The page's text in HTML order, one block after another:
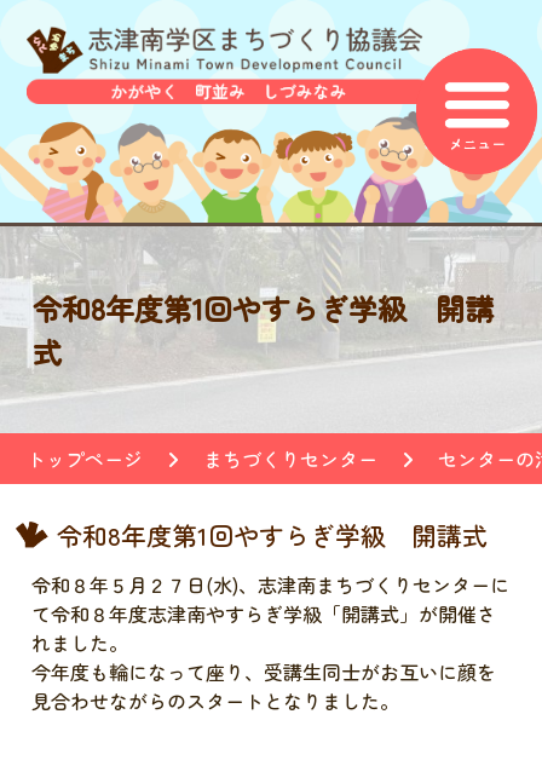
令和8年度第1回やすらぎ学級 開講
式
トップページ まちづくりセンター センター
令和8年度第1回やすらぎ学級 開講式
令和８年５月２７日(水)、志津南まちづくりセンターに
て令和８年度志津南やすらぎ学級「開講式」が開催さ
れました。
今年度も輪になって座り、受講生同士がお互いに顔を
見合わせながらのスタートとなりました。